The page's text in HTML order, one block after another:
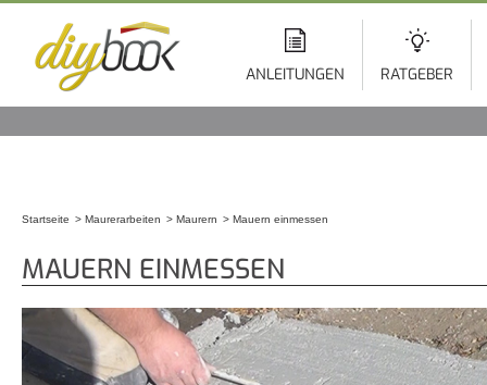
ANLEITUNGEN RATGEBER
Startseite Maurerarbeiten Maurern Mauern einmessen
MAUERN EINMESSEN